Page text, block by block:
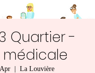
Quartier -
médicale
  |
La Louvière